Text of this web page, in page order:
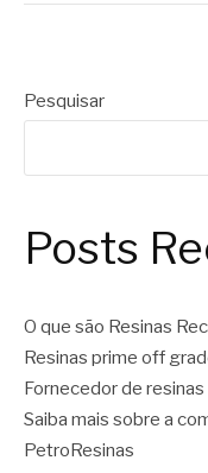
Pesquisar
Posts
O que são Resinas
Resinas prime off
Fornecedor de
Saiba mais sobre a
PetroResinas